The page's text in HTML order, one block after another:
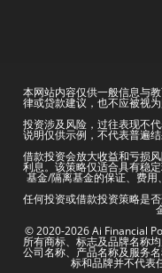
本网站内容仅供一般信息与
律或贷款建议，也不应被视
投资涉及风险，过往表现不
说明仅供示例，不代表普遍
借款投资会放大收益和亏损
利息。该策略仅适合具有稳
基金/隔离基金的保证、费
任何投资或借款投资策略是
© 2020-2026 Ai Financial
所有商标、标志及品牌名称
公司名称、产品名称及服务
标和品牌并不代表